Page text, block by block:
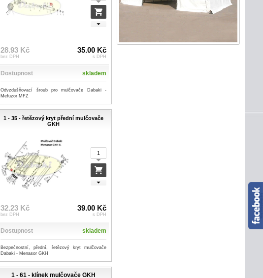
28.93 Kč
bez DPH
35.00 Kč
s DPH
Dostupnost skladem
Odvzdušňovací šroub pro mulčovače Dabaki -
Mefuzor MFZ
1 - 35 - řetězový kryt přední mulčovače
GKH
32.23 Kč
bez DPH
39.00 Kč
s DPH
Dostupnost skladem
Bezpečnostní, přední, řetězový kryt mulčovače
Dabaki - Menasor GKH
1 - 61 - klínek mulčovače GKH